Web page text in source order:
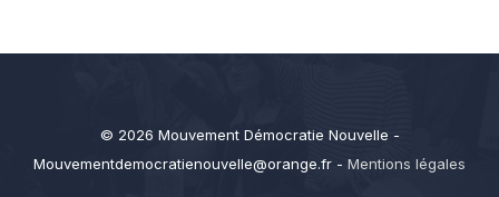
© 2026 Mouvement Démocratie Nouvelle -
Mouvementdemocratienouvelle@orange.fr - Mentions légales